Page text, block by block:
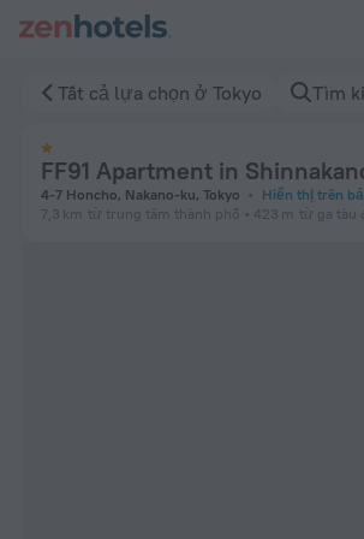
Tất cả lựa chọn ở Tokyo Tìm
FF91 Apartment in
4-7 Honcho, Nakano-ku, Tokyo
Hiển thị trên
7,3 km từ trung tâm thành phố 423 m từ ga tàu
FF91 Apartment in Shinnakano Tokyo ở